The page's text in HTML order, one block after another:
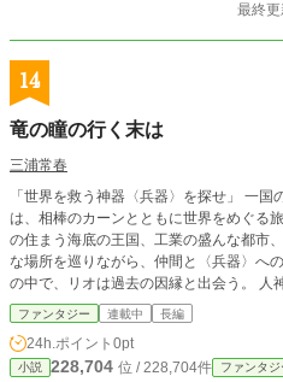
最終
14
竜の瞳の行く末は
三浦常春
「世界を救う神器〈兵器〉を探せ」 一国の王から命じられた魔族の少年リオ
は、相棒のカーンとともに世界をめぐる旅に出る。 砂漠の港に
の住まう海底の王国、工業の盛んな都市、魔
な場所を巡りながら、仲間と〈兵器〉へ
の中で、リオは過去の因縁と出会う。 人神戦争。 50年前、人間族と神族との間
に巻き起こった、策略に満ちた戦。 あるものは言う。「再び50年前がやって来
る」 あるものは言う。「祖父の、英雄の仇」 あるものは言う。「ともに覇権を
取り戻そう」 旅の終焉にあるのは戦か、それとも平和か。 神器は『救い』をも
たらすのか。 ――――――――――― ★この作品は以下のサイトにも投稿して
ファンタジー 連載中 長編
24h.ポイント 0pt
小説 228,704 位 / 228,704件 ファンタジ